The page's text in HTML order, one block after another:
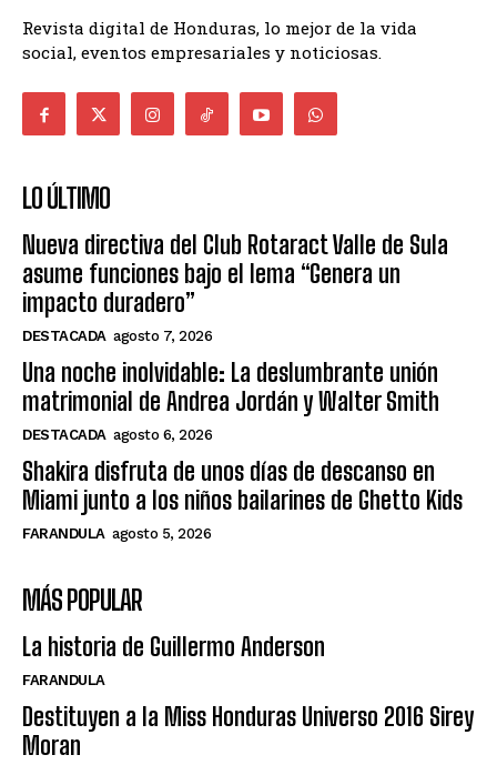
Revista digital de Honduras, lo mejor de la vida
social, eventos empresariales y noticiosas.
LO ÚLTIMO
Nueva directiva del Club Rotaract Valle de Sula
asume funciones bajo el lema “Genera un
impacto duradero”
DESTACADA agosto 7, 2026
Una noche inolvidable: La deslumbrante unión
matrimonial de Andrea Jordán y Walter Smith
DESTACADA agosto 6, 2026
Shakira disfruta de unos días de descanso en
Miami junto a los niños bailarines de Ghetto Kids
FARANDULA agosto 5, 2026
MÁS POPULAR
La historia de Guillermo Anderson
FARANDULA
Destituyen a la Miss Honduras Universo 2016 Sirey
Moran